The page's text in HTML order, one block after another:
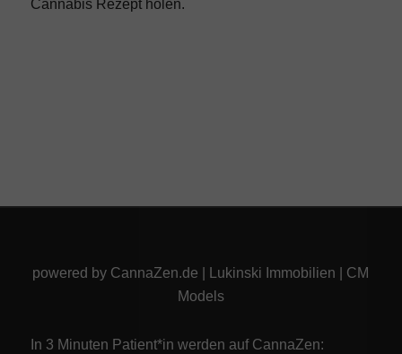
Cannabis Rezeptholen.
powered by CannaZen.de Lukinski Immobilien
CM
Models
In 3 Minuten Patient*in werden auf CannaZen: